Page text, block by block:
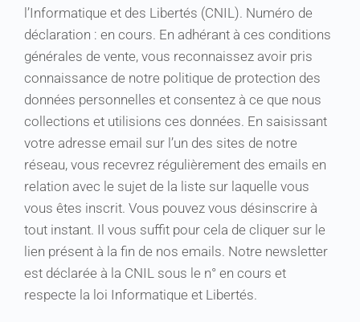
l’Informatique et des Libertés (CNIL). Numéro de
déclaration : en cours. En adhérant à ces conditions
générales de vente, vous reconnaissez avoir pris
connaissance de notre politique de protection des
données personnelles et consentez à ce que nous
collections et utilisions ces données. En saisissant
votre adresse email sur l’un des sites de notre
réseau, vous recevrez régulièrement des emails en
relation avec le sujet de la liste sur laquelle vous
vous êtes inscrit. Vous pouvez vous désinscrire à
tout instant. Il vous suffit pour cela de cliquer sur le
lien présent à la fin de nos emails. Notre newsletter
est déclarée à la CNIL sous le n° en cours et
respecte la loi Informatique et Libertés.